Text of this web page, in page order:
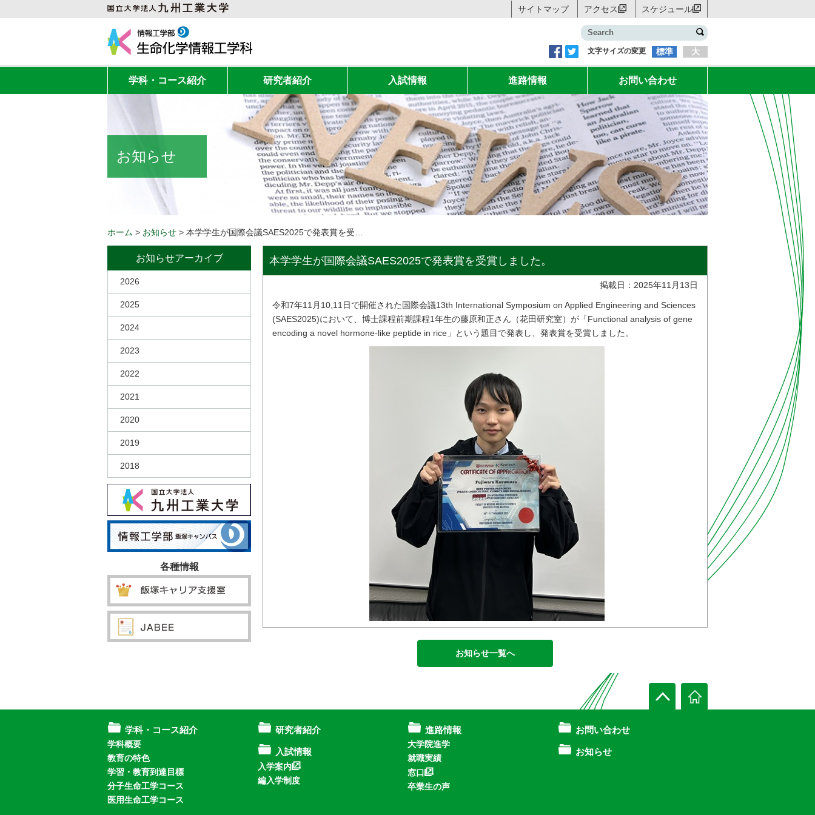
サイトマップ アクセス スケジュール
文字サイズの変更 標準 大
学科・コース紹介 研究者紹介 入試情報 進路情報 お問い合わせ
お知らせ
ホーム > お知らせ >
本学学生が国際会議SAES2025で発表賞を受賞しました。
掲載日：2025年11月13日
令和7年11月10,11日で開催された国際会議13th International Symposium on Applied Engineering and Sciences
(SAES2025)において、博士課程前期課程1年生の藤原和正さん（花田研究室）が「Functional analysis of gene
encoding a novel hormone-like peptide in rice」という題目で発表し、発表賞を受賞しました。
お知らせ一覧へ
お知らせアーカイブ
2026
2025
2024
2023
2022
2021
2020
2019
2018
各種情報
学科・コース紹介
学科概要
教育の特色
学習・教育到達目標
分子生命工学コース
医用生命工学コース
研究者紹介
入試情報
入学案内
編入学制度
進路情報
大学院進学
就職実績
窓口
卒業生の声
お問い合わせ
お知らせ